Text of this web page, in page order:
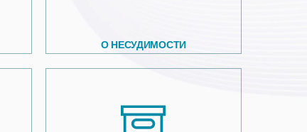
О НЕСУДИМОСТИ